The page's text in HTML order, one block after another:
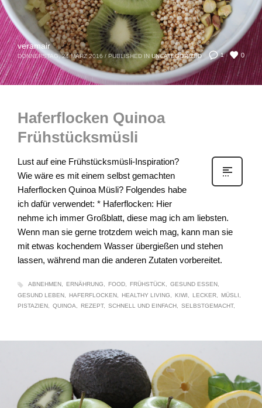
1 0
veramair
DONNERSTAG, 24 MÄRZ 2016 / PUBLISHED IN UNCATEGORIZED
Haferflocken Quinoa
Frühstücksmüsli
Lust auf eine Frühstücksmüsli-Inspiration?
Wie wäre es mit einem selbst gemachten
Haferflocken Quinoa Müsli? Folgendes habe
ich dafür verwendet: * Haferflocken: Hier
nehme ich immer Großblatt, diese mag ich am liebsten.
Wenn man sie gerne trotzdem weich mag, kann man sie
mit etwas kochendem Wasser übergießen und stehen
lassen, während man die anderen Zutaten vorbereitet.
ABNEHMEN ERNÄHRUNG FOOD FRÜHSTÜCK
GESUND ESSEN
GESUND LEBEN
HAFERFLOCKEN HEALTHY LIVING KIWI LECKER
MÜSLI
PISTAZIEN
QUINOA REZEPT SCHNELL UND EINFACH SELBSTGEMACHT